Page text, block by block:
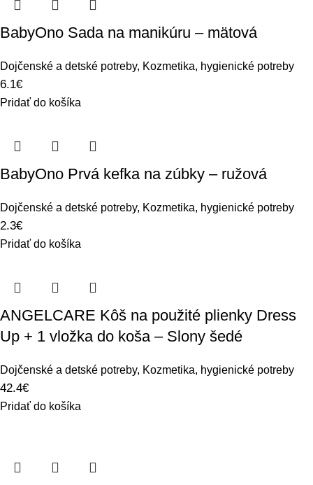
BabyOno Sada na manikúru – mätová
Dojčenské a detské potreby, Kozmetika, hygienické potreby
6.1€
Pridať do košíka
BabyOno Prvá kefka na zúbky – ružová
Dojčenské a detské potreby, Kozmetika, hygienické potreby
2.3€
Pridať do košíka
ANGELCARE Kôš na použité plienky Dress
Up + 1 vložka do koša – Slony šedé
Dojčenské a detské potreby, Kozmetika, hygienické potreby
42.4€
Pridať do košíka